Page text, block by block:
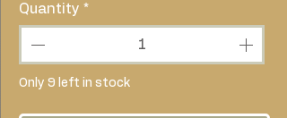
Quantity *
Only 9 left in stock